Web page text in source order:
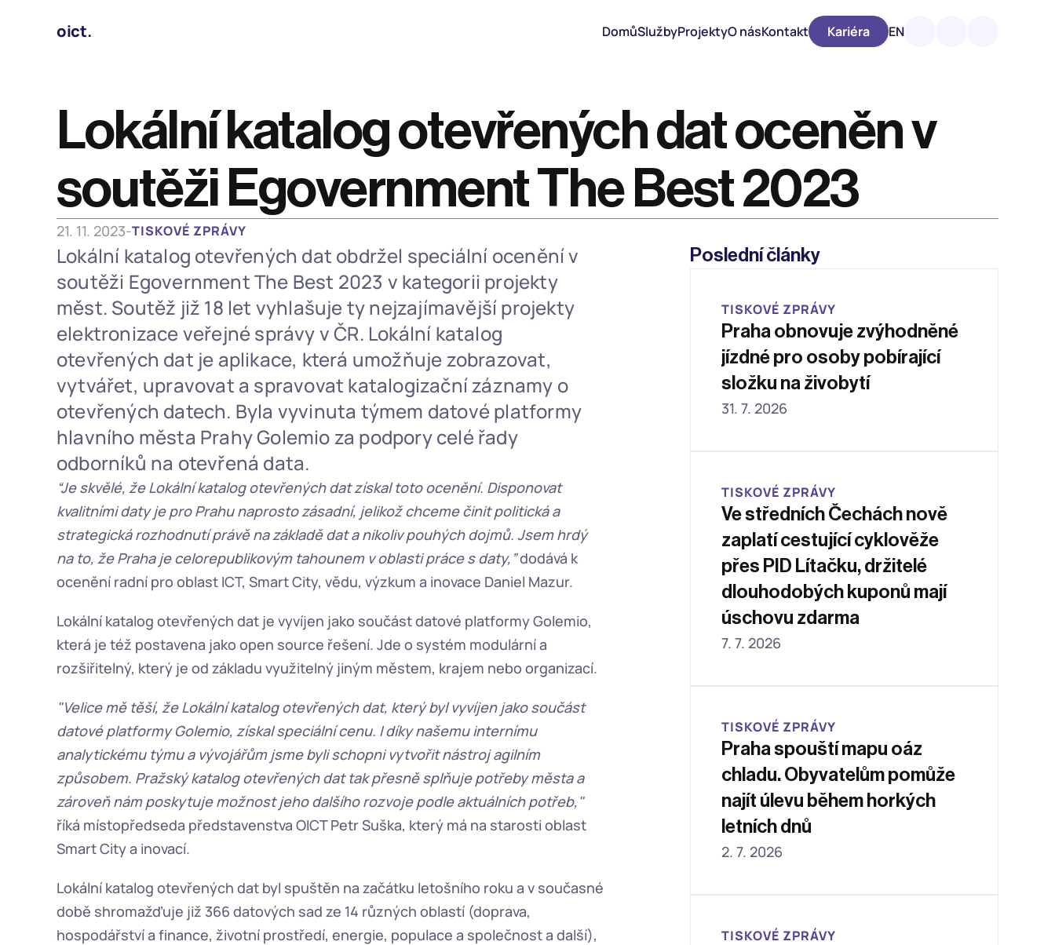
Lokální katalog otevřených dat oceněn v
soutěži Egovernment The Best 2023
21. 11. 2023-TISKOVÉ ZPRÁVY
Lokální katalog otevřených dat obdržel speciální ocenění v
soutěži Egovernment The Best 2023 v kategorii projekty
měst. Soutěž již 18 let vyhlašuje ty nejzajímavější projekty
elektronizace veřejné správy v ČR. Lokální katalog
otevřených dat je aplikace, která umožňuje zobrazovat,
vytvářet, upravovat a spravovat katalogizační záznamy o
otevřených datech. Byla vyvinuta týmem datové platformy
hlavního města Prahy Golemio za podpory celé řady
odborníků na otevřená data.
“Je skvělé, že Lokální katalog otevřených dat získal toto ocenění. Disponovat
kvalitními daty je pro Prahu naprosto zásadní, jelikož chceme činit politická a
strategická rozhodnutí právě na základě dat a nikoliv pouhých dojmů. Jsem hrdý
na to, že Praha je celorepublikovým tahounem v oblasti práce s daty,” dodává k
ocenění radní pro oblast ICT, Smart City, vědu, výzkum a inovace Daniel Mazur.
Lokální katalog otevřených dat je vyvíjen jako součást datové platformy Golemio,
která je též postavena jako open source řešení. Jde o systém modulární a
rozšiřitelný, který je od základu využitelný jiným městem, krajem nebo organizací.
"Velice mě těší, že Lokální katalog otevřených dat, který byl vyvíjen jako součást
datové platformy Golemio, získal speciální cenu. I díky našemu internímu
analytickému týmu a vývojářům jsme byli schopni vytvořit nástroj agilním
způsobem. Pražský katalog otevřených dat tak přesně splňuje potřeby města a
zároveň nám poskytuje možnost jeho dalšího rozvoje podle aktuálních potřeb,"
říká místopředseda představenstva OICT Petr Suška, který má na starosti oblast
Smart City a inovací.
Lokální katalog otevřených dat byl spuštěn na začátku letošního roku a v současné
době shromažďuje již 366 datových sad ze 14 různých oblastí (doprava,
hospodářství a finance, životní prostředí, energie, populace a společnost a další),
Poslední články
TISKOVÉ ZPRÁVY
Praha obnovuje zvýhodněné
jízdné pro osoby pobírající
složku na živobytí
31. 7. 2026
TISKOVÉ ZPRÁVY
Ve středních Čechách nově
zaplatí cestující cyklověže
přes PID Lítačku, držitelé
dlouhodobých kuponů mají
úschovu zdarma
7. 7. 2026
TISKOVÉ ZPRÁVY
Praha spouští mapu oáz
chladu. Obyvatelům pomůže
najít úlevu během horkých
letních dnů
2. 7. 2026
TISKOVÉ ZPRÁVY
oict. DomůSlužbyProjektyO násKontakt Kariéra EN